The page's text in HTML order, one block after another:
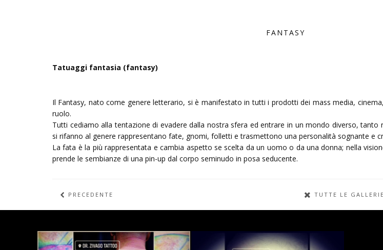
FANTASY
Tatuaggi fantasia (fantasy)
Il Fantasy, nato come genere letterario, si è manifestato in tutti i prodotti dei mass media,
ruolo.
Tutti cediamo alla tentazione di evadere dalla nostra sfera ed entrare in un mondo diverso, tanto
si rifanno al genere rappresentano fate, gnomi, folletti e trasmettono una personalità sognante e
La fata è la più rappresentata e cambia aspetto se scelta da un uomo o da una donna; nella
prende le sembianze di una pin-up dal corpo seminudo in posa seducente.
PRECEDENTE TUTTE LE GALLERIE